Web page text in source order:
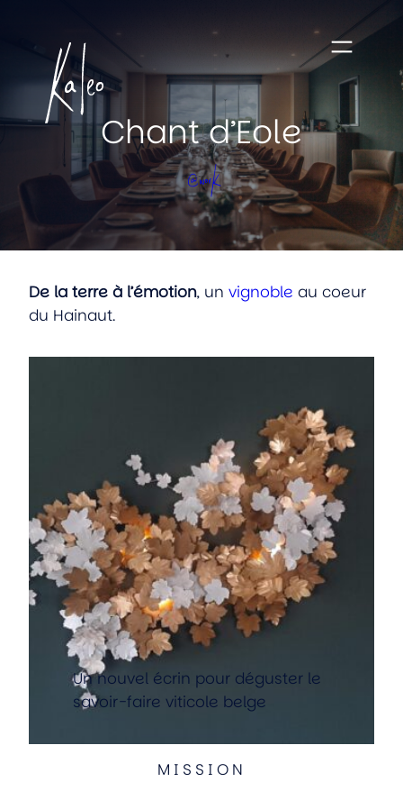
Chant d’Eole
@work
De la terre à l’émotion, un vignoble au coeur
du Hainaut.
Un nouvel écrin pour déguster le
savoir-faire viticole belge
MISSION